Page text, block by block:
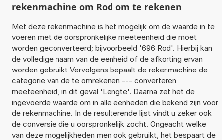
rekenmachine om Rod om te rekenen
Met deze rekenmachine is het mogelijk om de waarde in te
voeren met de oorspronkelijke meeteenheid die moet
worden geconverteerd; bijvoorbeeld '696 Rod'. Hierbij kan
de volledige naam van de eenheid of de afkorting ervan
worden gebruikt Vervolgens bepaalt de rekenmachine de
categorie van de te omrekenen --- converteren
meeteenheid, in dit geval 'Lengte'. Daarna zet het de
ingevoerde waarde om in alle eenheden die bekend zijn voor
de rekenmachine. In de resulterende lijst vindt u zeker ook
de conversie die u oorspronkelijk zocht. Ongeacht welke
van deze mogelijkheden men ook gebruikt, het bespaart de